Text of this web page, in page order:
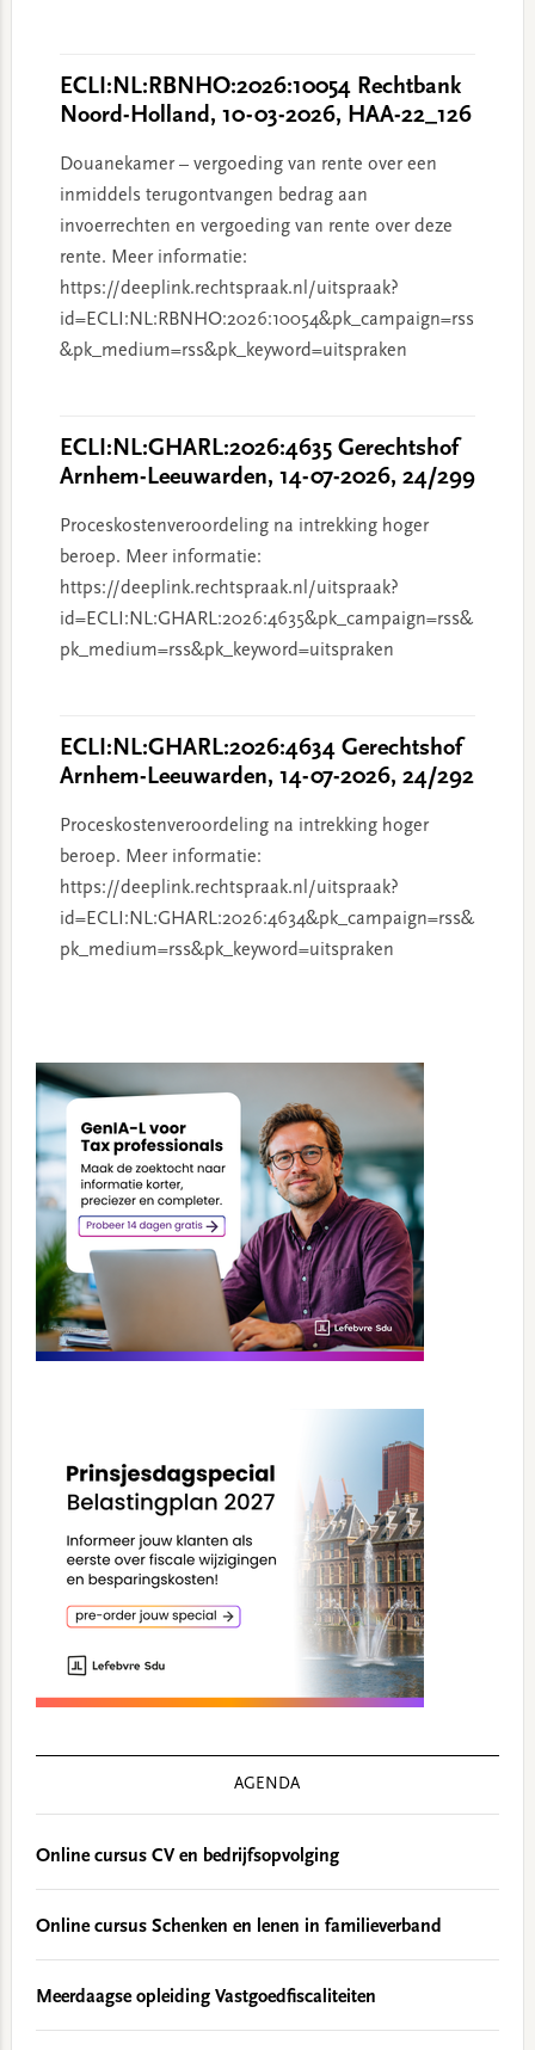
ECLI:NL:RBNHO:2026:10054 Rechtbank
Noord-Holland, 10-03-2026, HAA-22_126
Douanekamer – vergoeding van rente over een
inmiddels terugontvangen bedrag aan
invoerrechten en vergoeding van rente over deze
rente. Meer informatie:
https://deeplink.rechtspraak.nl/uitspraak?
id=ECLI:NL:RBNHO:2026:10054&pk_campaign=rss
&pk_medium=rss&pk_keyword=uitspraken
ECLI:NL:GHARL:2026:4635 Gerechtshof
Arnhem-Leeuwarden, 14-07-2026, 24/299
Proceskostenveroordeling na intrekking hoger
beroep. Meer informatie:
https://deeplink.rechtspraak.nl/uitspraak?
id=ECLI:NL:GHARL:2026:4635&pk_campaign=rss&
pk_medium=rss&pk_keyword=uitspraken
ECLI:NL:GHARL:2026:4634 Gerechtshof
Arnhem-Leeuwarden, 14-07-2026, 24/292
Proceskostenveroordeling na intrekking hoger
beroep. Meer informatie:
https://deeplink.rechtspraak.nl/uitspraak?
id=ECLI:NL:GHARL:2026:4634&pk_campaign=rss&
pk_medium=rss&pk_keyword=uitspraken
Sidebar
AGENDA
Online cursus CV en bedrijfsopvolging
Online cursus Schenken en lenen in familieverband
Meerdaagse opleiding Vastgoedfiscaliteiten